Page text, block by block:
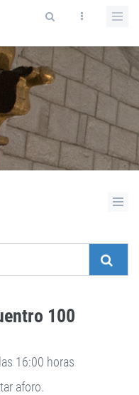
100
16:00 horas
aforo.